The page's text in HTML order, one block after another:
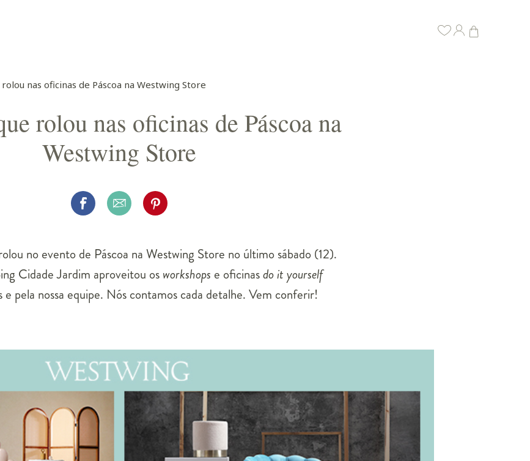
nas oficinas de Páscoa na Westwing Store
rolou nas oficinas de Páscoa na
Westwing Store
no evento de Páscoa na Westwing Store no último sábado (12).
Cidade Jardim aproveitou os workshops e oficinasdo it yourself
pela nossa equipe. Nós contamos cada detalhe. Vem conferir!